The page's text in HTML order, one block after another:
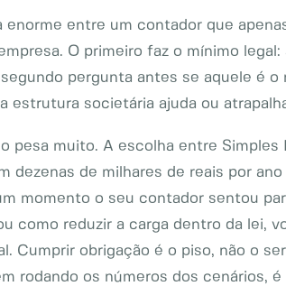
enorme entre um contador que
O primeiro faz o mínimo
pergunta antes se aquele é
estrutura societária ajuda ou
pesa muito. A escolha entre
dezenas de milhares de reais por
momento o seu contador sentou
como reduzir a carga dentro da lei,
Cumprir obrigação é o piso, não o
rodando os números dos cenários,